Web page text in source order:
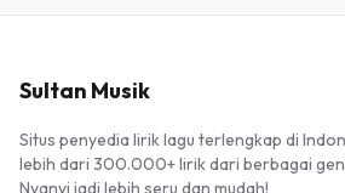
Sultan Musik
Situs penyedia lirik lagu terlengkap di
lebih dari 300.000+ lirik dari berbagai
Nyanyi jadi lebih seru dan mudah!